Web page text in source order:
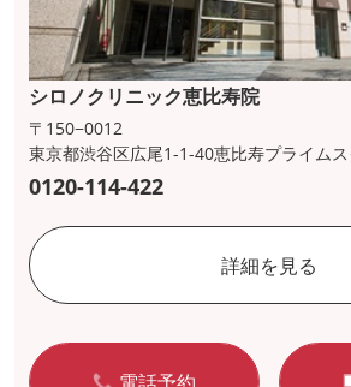
シロノクリニック恵比寿院
〒150−0012
東京都渋谷区広尾1-1-40恵比寿プライム
0120-114-422
詳細を見る